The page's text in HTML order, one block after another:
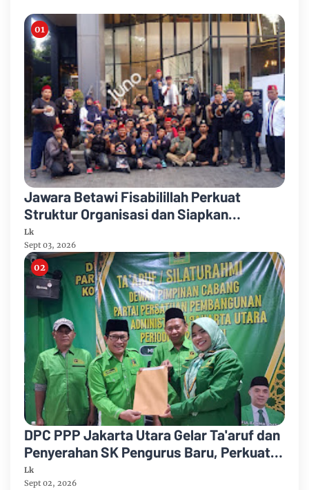
Jawara Betawi Fisabilillah Perkuat
Struktur Organisasi dan Siapkan
Legalitas Badan Hukum
Lk
Sept 03, 2026
DPC PPP Jakarta Utara Gelar Ta'aruf dan
Penyerahan SK Pengurus Baru, Perkuat
Konsolidasi Jelang Musancab 2026
Lk
Sept 02, 2026